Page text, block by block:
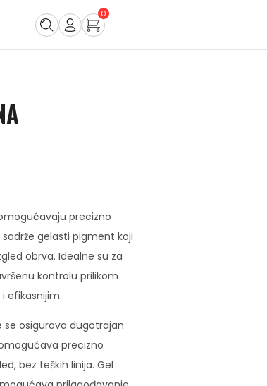
0
precizno
gelasti pigment koji
obrva. Idealne su za
kontrolu prilikom
efikasnijim.
se osigurava dugotrajan
precizno
bez teških linija. Gel